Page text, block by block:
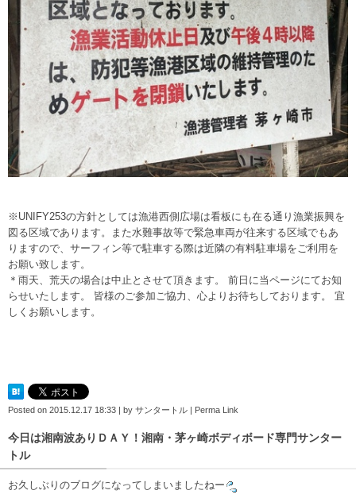
※UNIFY253の方針としては漁港西側広場は看板にも在る通り漁業振興を
図る区域であります。また水難事故等で緊急車両が往来する区域でもあ
りますので、サーフィン等で駐車する際は近隣の有料駐車場をご利用を
お願い致します。
＊雨天、荒天の場合は中止とさせて頂きます。 前日に当ページにてお知
らせいたします。 皆様のご参加ご協力、心よりお待ちしております。 宜
しくお願いします。
Posted on 2015.12.17 18:33 by サンタートル Perma Link
今日は湘南波ありＤＡＹ！湘南・茅ヶ崎ボディボード専門サンター
トル
お久しぶりのブログになってしまいましたねー